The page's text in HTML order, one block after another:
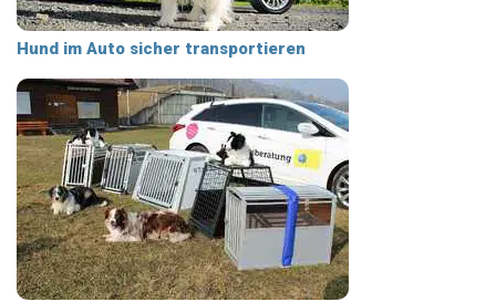
Hund im Auto sicher transportieren